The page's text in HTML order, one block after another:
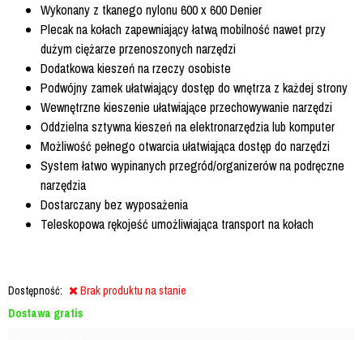
Wykonany z tkanego nylonu 600 x 600 Denier
Plecak na kołach zapewniający łatwą mobilność nawet przy
dużym ciężarze przenoszonych narzędzi
Dodatkowa kieszeń na rzeczy osobiste
Podwójny zamek ułatwiający dostęp do wnętrza z każdej strony
Wewnętrzne kieszenie ułatwiające przechowywanie narzędzi
Oddzielna sztywna kieszeń na elektronarzędzia lub komputer
Możliwość pełnego otwarcia ułatwiająca dostęp do narzędzi
System łatwo wypinanych przegród/organizerów na podręczne
narzędzia
Dostarczany bez wyposażenia
Teleskopowa rękojeść umożliwiająca transport na kołach
Dostępność:
Brak produktu na stanie
Dostawa gratis